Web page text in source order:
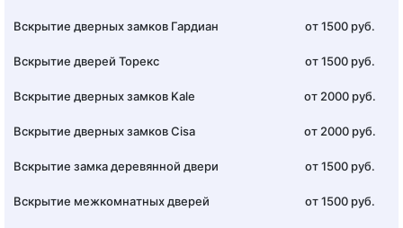
Вскрытие дверных замков Гардиан от 1500 руб.
Вскрытие дверей Торекс от 1500 руб.
Вскрытие дверных замков Kale от 2000 руб.
Вскрытие дверных замков Cisa от 2000 руб.
Вскрытие замка деревянной двери от 1500 руб.
Вскрытие межкомнатных дверей от 1500 руб.